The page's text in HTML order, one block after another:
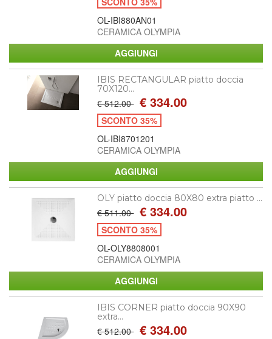
OL-IBI880AN01
CERAMICA OLYMPIA
IBIS RECTANGULAR piatto doccia
70X120...
€ 512.00 € 334.00
SCONTO 35%
OL-IBI8701201
CERAMICA OLYMPIA
OLY piatto doccia 80X80 extra piatto ...
€ 511.00 € 334.00
SCONTO 35%
OL-OLY8808001
CERAMICA OLYMPIA
IBIS CORNER piatto doccia 90X90
extra...
€ 512.00 € 334.00